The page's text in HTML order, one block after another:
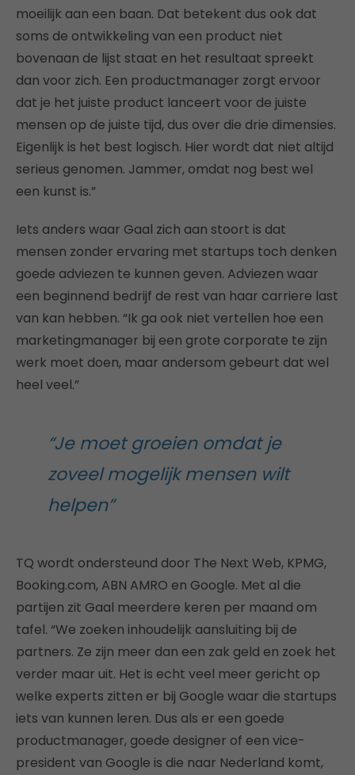
moeilijk aan een baan. Dat betekent dus ook dat
soms de ontwikkeling van een product niet
bovenaan de lijst staat en het resultaat spreekt
dan voor zich. Een productmanager zorgt ervoor
dat je het juiste product lanceert voor de juiste
mensen op de juiste tijd, dus over die drie dimensies.
Eigenlijk is het best logisch. Hier wordt dat niet altijd
serieus genomen. Jammer, omdat nog best wel
een kunst is.”
Iets anders waar Gaal zich aan stoort is dat
mensen zonder ervaring met startups toch denken
goede adviezen te kunnen geven. Adviezen waar
een beginnend bedrijf de rest van haar carriere last
van kan hebben. “Ik ga ook niet vertellen hoe een
marketingmanager bij een grote corporate te zijn
werk moet doen, maar andersom gebeurt dat wel
heel veel.”
“Je moet groeien omdat je
zoveel mogelijk mensen wilt
helpen”
TQ wordt ondersteund door The Next Web, KPMG,
Booking.com, ABN AMRO en Google. Met al die
partijen zit Gaal meerdere keren per maand om
tafel. “We zoeken inhoudelijk aansluiting bij de
partners. Ze zijn meer dan een zak geld en zoek het
verder maar uit. Het is echt veel meer gericht op
welke experts zitten er bij Google waar die startups
iets van kunnen leren. Dus als er een goede
productmanager, goede designer of een vice-
president van Google is die naar Nederland komt,